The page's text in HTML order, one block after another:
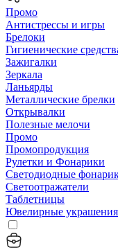
Промо
Антистрессы и игры
Брелоки
Гигиенические
Зажигалки
Зеркала
Ланьярды
Металлические брелки
Открывалки
Полезные мелочи
Промо
Промопродукция
Рулетки и Фонарики
Светодиодные
Светоотражатели
Таблетницы
Ювелирные украшения